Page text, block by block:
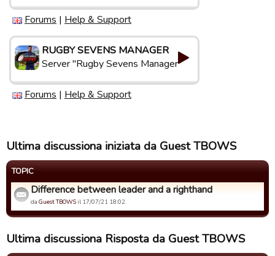
Forums | Help & Support
RUGBY SEVENS MANAGER
Server "Rugby Sevens Manager"
Forums | Help & Support
Ultima discussiona iniziata da Guest TBOWS
TOPIC
Difference between leader and a righthand
da Guest TBOWSil 17/07/21 18:02.
Ultima discussiona Risposta da Guest TBOWS